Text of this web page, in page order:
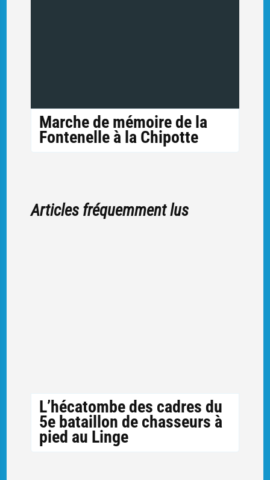
Marche de mémoire de la
Fontenelle à la Chipotte
Articles fréquemment lus
L’hécatombe des cadres du
5e bataillon de chasseurs à
pied au Linge